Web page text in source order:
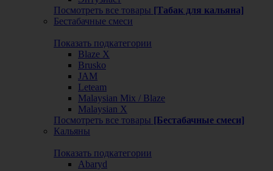
Посмотреть все товары [Табак для кальяна]
Бестабачные смеси
Показать подкатегории
Blaze X
Brusko
JAM
Leteam
Malaysian Mix / Blaze
Malaysian X
Посмотреть все товары [Бестабачные смеси]
Кальяны
Показать подкатегории
Abaryd